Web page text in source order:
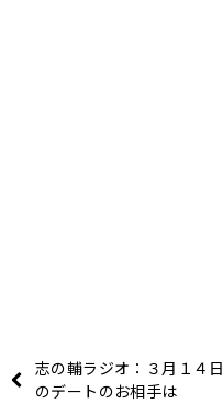
志の輔ラジオ：３月１４日
のデートのお相手は